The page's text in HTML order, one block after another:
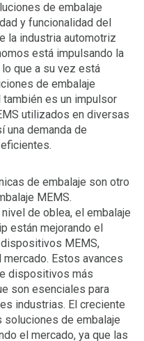
de embalaje
y funcionalidad del
la industria automotriz
está impulsando la
que a su vez está
de embalaje
es un impulsor
utilizados en diversas
una demanda de
de embalaje son otro
MEMS.
de oblea, el embalaje
están mejorando el
MEMS,
Estos avances
dispositivos más
son esenciales para
industrias. El creciente
de embalaje
el mercado, ya que las